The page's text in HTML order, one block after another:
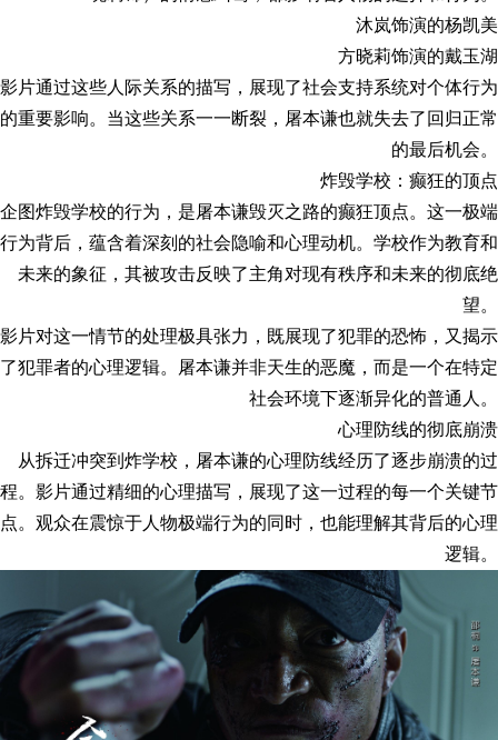
沐岚饰演的杨凯美
方晓莉饰演的戴玉湖
影片通过这些人际关系的描写，展现了社会支持系统对个体行为
的重要影响。当这些关系一一断裂，屠本谦也就失去了回归正常
的最后机会。
炸毁学校：癫狂的顶点
企图炸毁学校的行为，是屠本谦毁灭之路的癫狂顶点。这一极端
行为背后，蕴含着深刻的社会隐喻和心理动机。学校作为教育和
未来的象征，其被攻击反映了主角对现有秩序和未来的彻底绝
望。
影片对这一情节的处理极具张力，既展现了犯罪的恐怖，又揭示
了犯罪者的心理逻辑。屠本谦并非天生的恶魔，而是一个在特定
社会环境下逐渐异化的普通人。
心理防线的彻底崩溃
从拆迁冲突到炸学校，屠本谦的心理防线经历了逐步崩溃的过
程。影片通过精细的心理描写，展现了这一过程的每一个关键节
点。观众在震惊于人物极端行为的同时，也能理解其背后的心理
逻辑。